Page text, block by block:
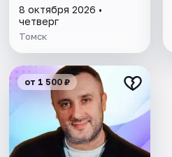
8 октября 2026 •
четверг
Томск
от 1 500 ₽